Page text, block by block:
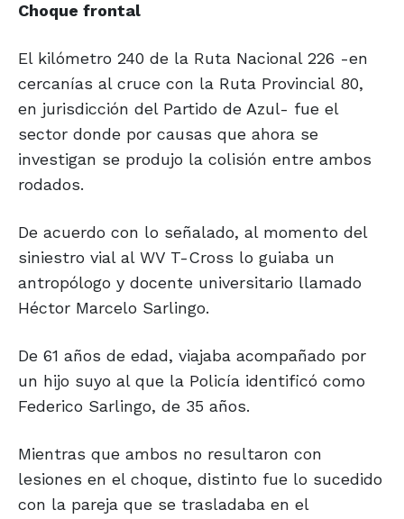
Choque frontal
El kilómetro 240 de la Ruta Nacional 226 -en
cercanías al cruce con la Ruta Provincial 80,
en jurisdicción del Partido de Azul- fue el
sector donde por causas que ahora se
investigan se produjo la colisión entre ambos
rodados.
De acuerdo con lo señalado, al momento del
siniestro vial al WV T-Cross lo guiaba un
antropólogo y docente universitario llamado
Héctor Marcelo Sarlingo.
De 61 años de edad, viajaba acompañado por
un hijo suyo al que la Policía identificó como
Federico Sarlingo, de 35 años.
Mientras que ambos no resultaron con
lesiones en el choque, distinto fue lo sucedido
con la pareja que se trasladaba en el